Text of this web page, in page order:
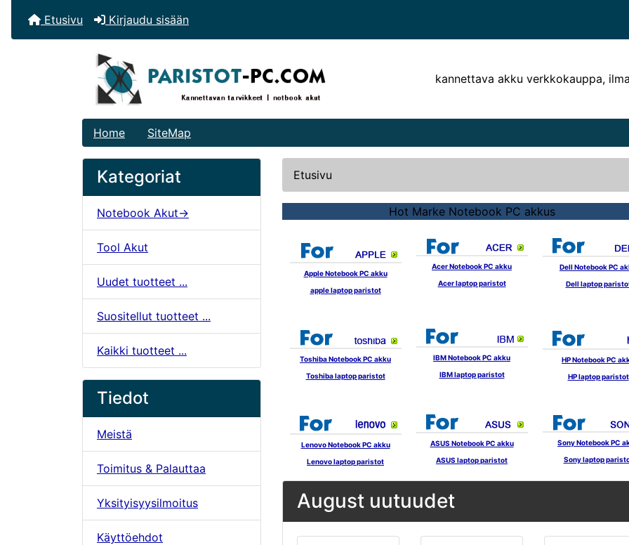
Etusivu Kirjaudu sisään
kannettava akku verkkokauppa,
Home SiteMap
Kategoriat
Notebook Akut->
Tool Akut
Uudet tuotteet ...
Suositellut tuotteet ...
Kaikki tuotteet ...
Tiedot
Meistä
Toimitus & Palauttaa
Yksityisyysilmoitus
Käyttöehdot
Etusivu
Hot Marke Notebook PC akkus
Apple Notebook PC akku
apple laptop paristot
Acer Notebook PC akku
Acer laptop paristot
Dell Notebook PC
Dell laptop
Toshiba Notebook PC akku
Toshiba laptop paristot
IBM Notebook PC akku
IBM laptop paristot
HP Notebook PC
HP laptop paristot
Lenovo Notebook PC akku
Lenovo laptop paristot
ASUS Notebook PC akku
ASUS laptop paristot
Sony Notebook PC
Sony laptop
August uutuudet